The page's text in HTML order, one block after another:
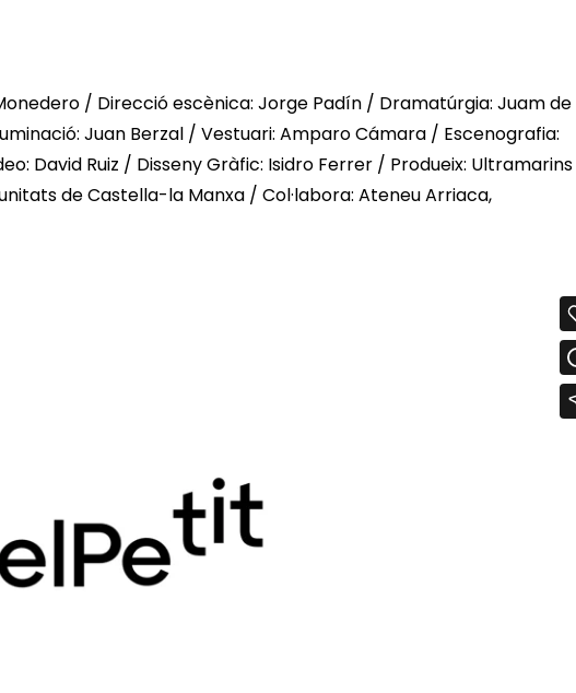
/ Direcció escènica: Jorge Padín / Dramatúrgia: Juam de
Juan Berzal / Vestuari: Amparo Cámara / Escenografia:
David Ruiz / Disseny Gràfic: Isidro Ferrer / Produeix: Ultramarins
de Castella-la Manxa / Col·labora: Ateneu Arriaca,